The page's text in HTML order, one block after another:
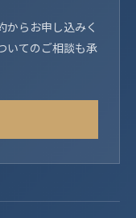
からお申し込みく
いてのご相談も承